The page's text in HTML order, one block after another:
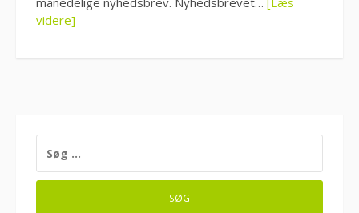
videre]
EFTER: